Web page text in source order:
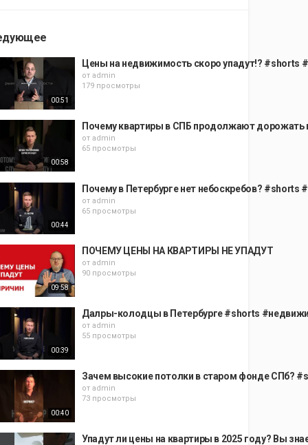
00:51
Цены на недвижимость скоро упадут!? #shorts
от admin
179 просмотры
00:58
Почему квартиры в СПБ продолжают дорожать
от admin
65 просмотры
00:44
Почему в Петербурге нет небоскребов?
от admin
65 просмотры
09:58
ПОЧЕМУ ЦЕНЫ НА КВАРТИРЫ НЕ УПАДУТ
от admin
90 просмотры
00:39
Далры-колодцы в Петербурге #shorts
от admin
55 просмотры
00:40
Зачем высокие потолки в старом фонде СПб?
от admin
73 просмотры
Упадут ли цены на квартиры в 2025 году? Вы